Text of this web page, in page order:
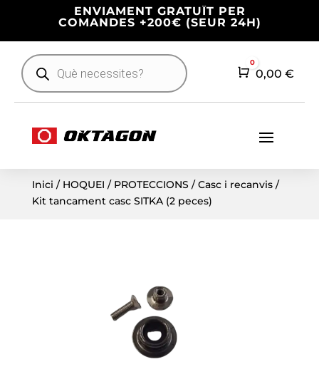
ENVIAMENT GRATUÏT PER
COMANDES +200€ (SEUR 24H)
Products
search Cart
0
0,00 €
Inici / HOQUEI / PROTECCIONS /Casc i recanvis/
Kit tancament casc SITKA (2 peces)